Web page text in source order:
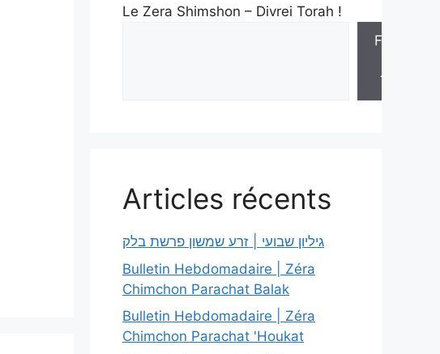
Le Zera Shimshon – Divrei Torah !
Feuilles
Torah
Articles récents
גיליון שבועי | זרע שמשון פרשת בלק
Bulletin Hebdomadaire | Zéra
Chimchon Parachat Balak
Bulletin Hebdomadaire | Zéra
Chimchon Parachat 'Houkat